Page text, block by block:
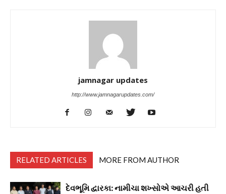
jamnagar updates
http://www.jamnagarupdates.com/
RELATED ARTICLES MORE FROM AUTHOR
દેવભૂમિ દ્વારકા: નામીચા શખ્સોએ આચરી હતી